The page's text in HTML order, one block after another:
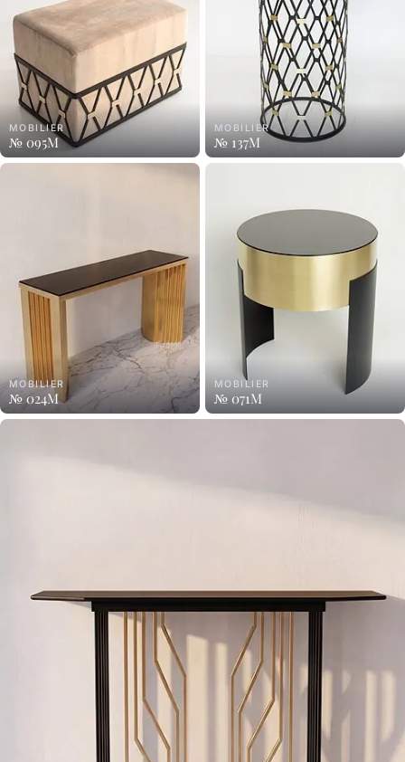
MOBILIER
№ 095M
MOBILIER
№ 137M
MOBILIER
№ 024M
MOBILIER
№ 071M